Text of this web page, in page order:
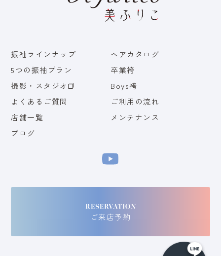
振袖ラインナップ
ヘアカタログ
5つの振袖プラン
卒業袴
撮影・スタジオ
Boys袴
よくあるご質問
ご利用の流れ
店舗一覧
メンテナンス
ブログ
ご来店予約